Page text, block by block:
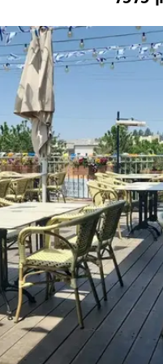
הטרור
שלהם עומדים
ישראל שמעולה
שיחה עם בעלי
כלכלי"